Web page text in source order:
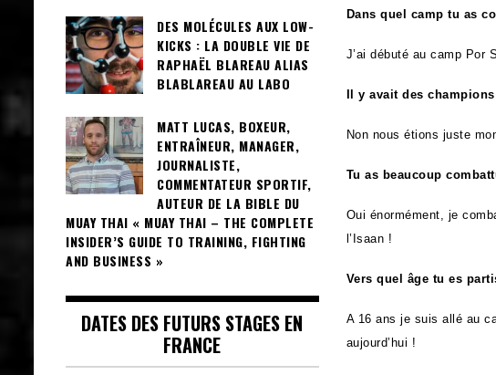
Dans quel camp tu as
J’ai débuté au camp Por
Il y avait des
Non nous étions juste
Tu as beaucoup
Oui énormément, je
l’Isaan !
Vers quel âge tu es
A 16 ans je suis allé au
aujourd’hui !
DES MOLÉCULES AUX LOW-
KICKS : LA DOUBLE VIE DE
RAPHAËL BLAREAU ALIAS
BLABLAREAU AU LABO
MATT LUCAS, BOXEUR,
ENTRAÎNEUR, MANAGER,
JOURNALISTE,
COMMENTATEUR SPORTIF,
AUTEUR DE LA BIBLE DU
MUAY THAI « MUAY THAI – THE COMPLETE
INSIDER’S GUIDE TO TRAINING, FIGHTING
AND BUSINESS »
DATES DES FUTURS STAGES EN
FRANCE